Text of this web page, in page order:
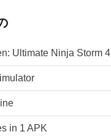
Ultimate Ninja Storm 4
in 1 APK